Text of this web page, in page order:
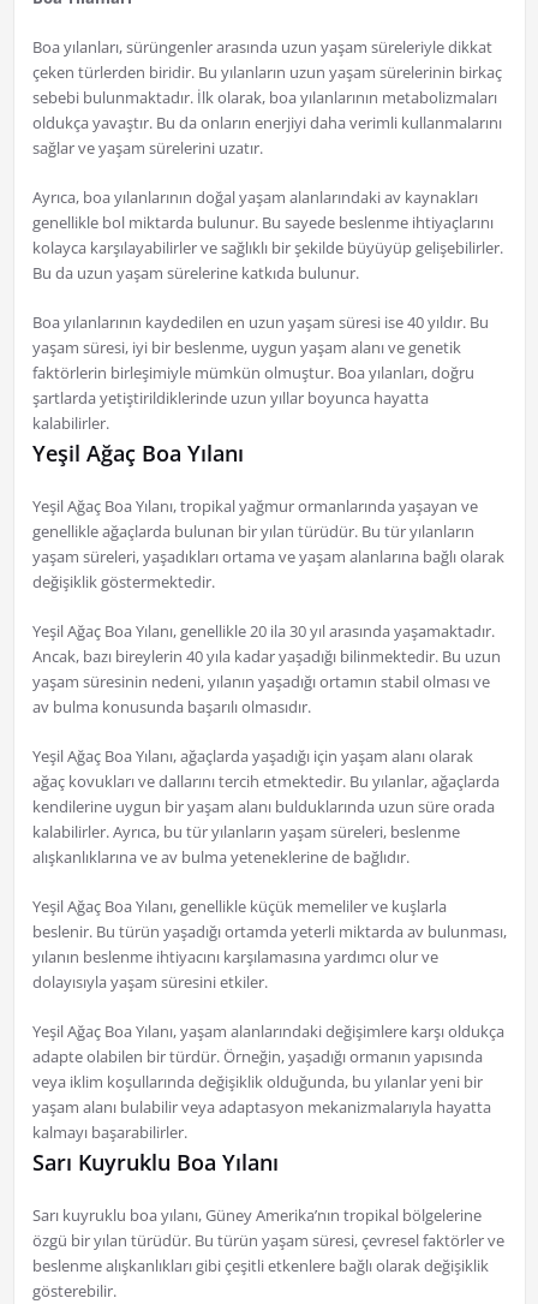
Boa yılanları, sürüngenler arasında uzun yaşam süreleriyle dikkat
çeken türlerden biridir. Bu yılanların uzun yaşam sürelerinin birkaç
sebebi bulunmaktadır. İlk olarak, boa yılanlarının metabolizmaları
oldukça yavaştır. Bu da onların enerjiyi daha verimli kullanmalarını
sağlar ve yaşam sürelerini uzatır.
Ayrıca, boa yılanlarının doğal yaşam alanlarındaki av kaynakları
genellikle bol miktarda bulunur. Bu sayede beslenme ihtiyaçlarını
kolayca karşılayabilirler ve sağlıklı bir şekilde büyüyüp gelişebilirler.
Bu da uzun yaşam sürelerine katkıda bulunur.
Boa yılanlarının kaydedilen en uzun yaşam süresi ise 40 yıldır. Bu
yaşam süresi, iyi bir beslenme, uygun yaşam alanı ve genetik
faktörlerin birleşimiyle mümkün olmuştur. Boa yılanları, doğru
şartlarda yetiştirildiklerinde uzun yıllar boyunca hayatta
kalabilirler.
Yeşil Ağaç Boa Yılanı
Yeşil Ağaç Boa Yılanı, tropikal yağmur ormanlarında yaşayan ve
genellikle ağaçlarda bulunan bir yılan türüdür. Bu tür yılanların
yaşam süreleri, yaşadıkları ortama ve yaşam alanlarına bağlı olarak
değişiklik göstermektedir.
Yeşil Ağaç Boa Yılanı, genellikle 20 ila 30 yıl arasında yaşamaktadır.
Ancak, bazı bireylerin 40 yıla kadar yaşadığı bilinmektedir. Bu uzun
yaşam süresinin nedeni, yılanın yaşadığı ortamın stabil olması ve
av bulma konusunda başarılı olmasıdır.
Yeşil Ağaç Boa Yılanı, ağaçlarda yaşadığı için yaşam alanı olarak
ağaç kovukları ve dallarını tercih etmektedir. Bu yılanlar, ağaçlarda
kendilerine uygun bir yaşam alanı bulduklarında uzun süre orada
kalabilirler. Ayrıca, bu tür yılanların yaşam süreleri, beslenme
alışkanlıklarına ve av bulma yeteneklerine de bağlıdır.
Yeşil Ağaç Boa Yılanı, genellikle küçük memeliler ve kuşlarla
beslenir. Bu türün yaşadığı ortamda yeterli miktarda av bulunması,
yılanın beslenme ihtiyacını karşılamasına yardımcı olur ve
dolayısıyla yaşam süresini etkiler.
Yeşil Ağaç Boa Yılanı, yaşam alanlarındaki değişimlere karşı oldukça
adapte olabilen bir türdür. Örneğin, yaşadığı ormanın yapısında
veya iklim koşullarında değişiklik olduğunda, bu yılanlar yeni bir
yaşam alanı bulabilir veya adaptasyon mekanizmalarıyla hayatta
kalmayı başarabilirler.
Sarı Kuyruklu Boa Yılanı
Sarı kuyruklu boa yılanı, Güney Amerika’nın tropikal bölgelerine
özgü bir yılan türüdür. Bu türün yaşam süresi, çevresel faktörler ve
beslenme alışkanlıkları gibi çeşitli etkenlere bağlı olarak değişiklik
gösterebilir.